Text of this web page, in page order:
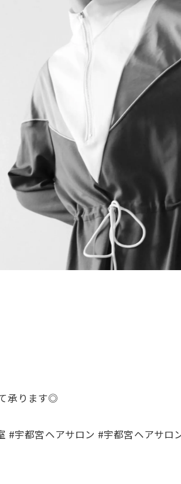
承ります◎
#宇都宮ヘアサロン #宇都宮ヘアサ